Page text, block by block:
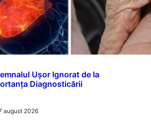
Ușor Ignorat de la
Diagnosticării
august 2026